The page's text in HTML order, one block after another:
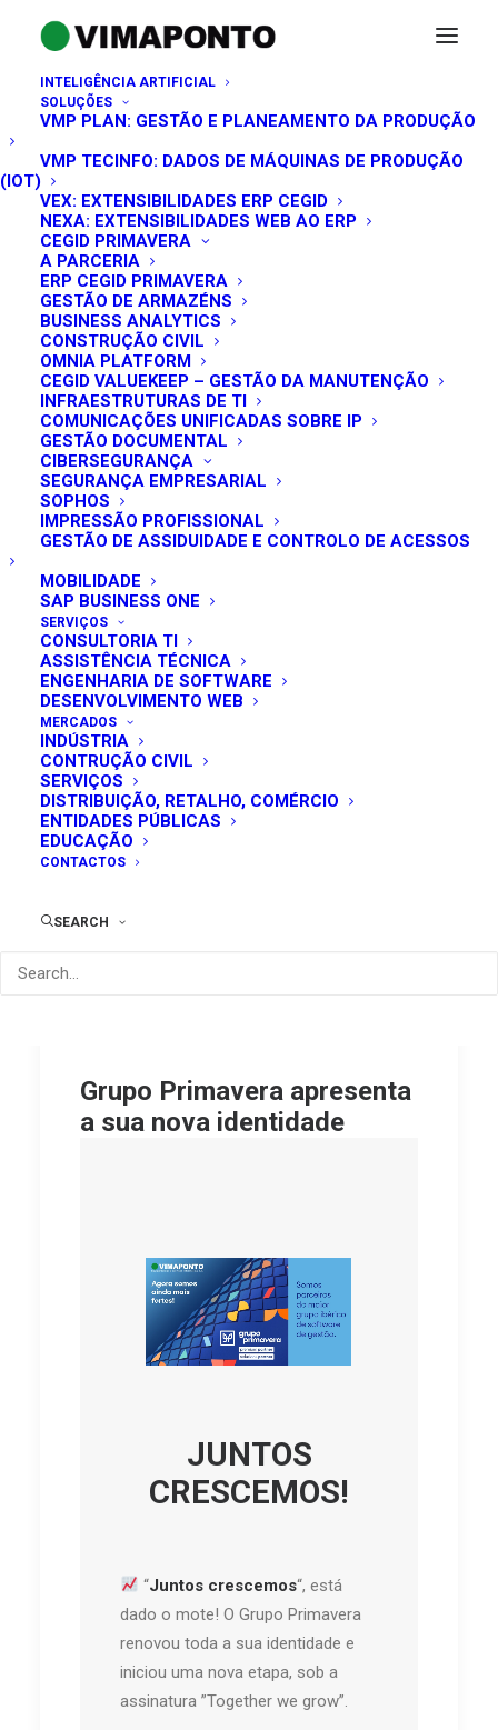
INTELIGÊNCIA ARTIFICIAL
SOLUÇÕES
VMP PLAN: GESTÃO E PLANEAMENTO DA PRODUÇÃO
VMP TECINFO: DADOS DE MÁQUINAS DE PRODUÇÃO
(IOT)
VEX: EXTENSIBILIDADES ERP CEGID
NEXA: EXTENSIBILIDADES WEB AO ERP
CEGID PRIMAVERA
A PARCERIA
ERP CEGID PRIMAVERA
GESTÃO DE ARMAZÉNS
BUSINESS ANALYTICS
CONSTRUÇÃO CIVIL
OMNIA PLATFORM
CEGID VALUEKEEP – GESTÃO DA MANUTENÇÃO
INFRAESTRUTURAS DE TI
COMUNICAÇÕES UNIFICADAS SOBRE IP
GESTÃO DOCUMENTAL
CIBERSEGURANÇA
SEGURANÇA EMPRESARIAL
SOPHOS
IMPRESSÃO PROFISSIONAL
GESTÃO DE ASSIDUIDADE E CONTROLO DE ACESSOS
MOBILIDADE
SAP BUSINESS ONE
SERVIÇOS
CONSULTORIA TI
ASSISTÊNCIA TÉCNICA
ENGENHARIA DE SOFTWARE
DESENVOLVIMENTO WEB
MERCADOS
INDÚSTRIA
CONTRUÇÃO CIVIL
SERVIÇOS
DISTRIBUIÇÃO, RETALHO, COMÉRCIO
ENTIDADES PÚBLICAS
EDUCAÇÃO
CONTACTOS
SEARCH
primaverabss
primaverabss
Home Posts Tagged "primaverabss"
Grupo Primavera apresenta
a sua nova identidade
JUNTOS
CRESCEMOS!
“Juntos crescemos“, está
dado o mote! O Grupo Primavera
renovou toda a sua identidade e
iniciou uma nova etapa, sob a
assinatura ”Together we grow”.